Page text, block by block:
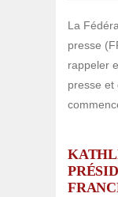
La
presse
rappeler
presse et